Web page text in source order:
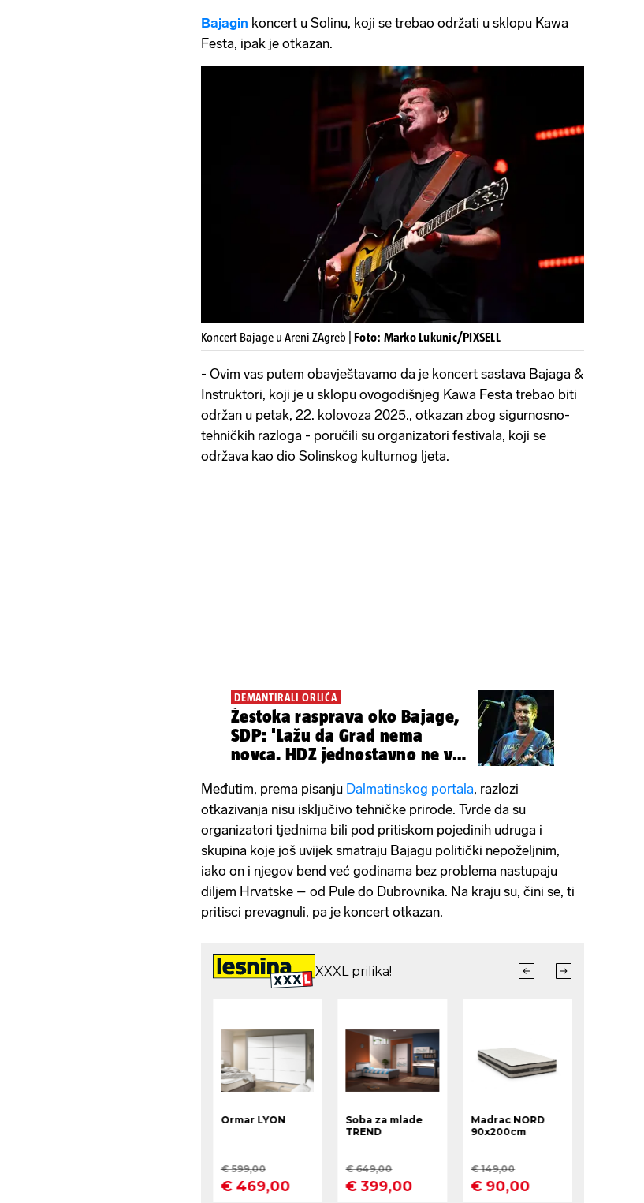
Bajagin koncert u Solinu, koji se trebao održati u sklopu Kawa
Festa, ipak je otkazan.
Koncert Bajage u Areni ZAgreb | Foto: Marko Lukunic/PIXSELL
- Ovim vas putem obavještavamo da je koncert sastava Bajaga &
Instruktori, koji je u sklopu ovogodišnjeg Kawa Festa trebao biti
održan u petak, 22. kolovoza 2025., otkazan zbog sigurnosno-
tehničkih razloga - poručili su organizatori festivala, koji se
održava kao dio Solinskog kulturnog ljeta.
DEMANTIRALI ORLIĆA
Žestoka rasprava oko Bajage,
SDP: 'Lažu da Grad nema
novca. HDZ jednostavno ne voli
Međutim, prema pisanju Dalmatinskog portala, razlozi
otkazivanja nisu isključivo tehničke prirode. Tvrde da su
organizatori tjednima bili pod pritiskom pojedinih udruga i
skupina koje još uvijek smatraju Bajagu politički nepoželjnim,
iako on i njegov bend već godinama bez problema nastupaju
diljem Hrvatske – od Pule do Dubrovnika. Na kraju su, čini se, ti
pritisci prevagnuli, pa je koncert otkazan.